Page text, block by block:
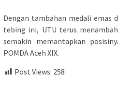
Dengan tambahan medali emas
tebing ini, UTU terus
semakin memantapkan
POMDA Aceh XIX.
Post Views: 258